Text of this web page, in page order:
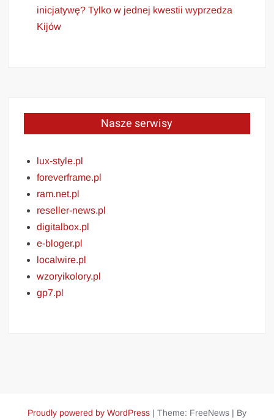
inicjatywę? Tylko w jednej kwestii wyprzedza
Kijów
Nasze serwisy
lux-style.pl
foreverframe.pl
ram.net.pl
reseller-news.pl
digitalbox.pl
e-bloger.pl
localwire.pl
wzoryikolory.pl
gp7.pl
Proudly powered by WordPress | Theme: FreeNews | By